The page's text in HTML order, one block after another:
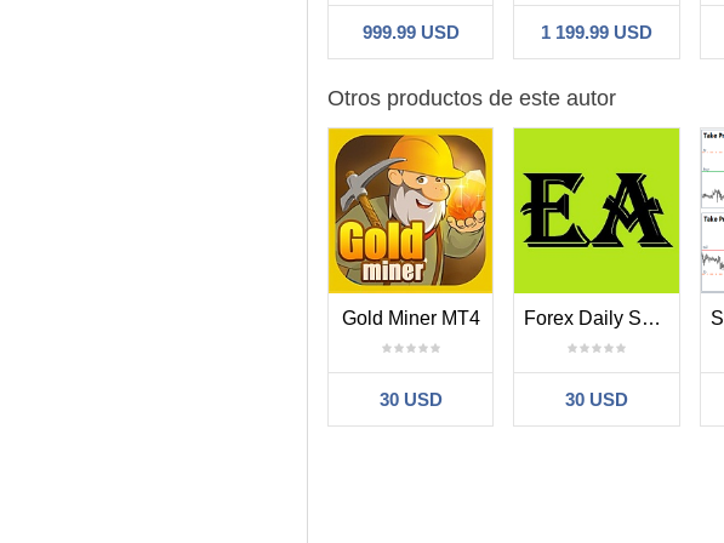
999.99 USD 1 199.99 USD
Otros productos de este autor
Gold Miner MT4
30 USD
Forex Daily Scalping EA MT5
30 USD